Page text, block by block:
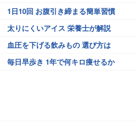
1日10回 お腹引き締まる簡単習慣
太りにくいアイス 栄養士が解説
血圧を下げる飲みもの 選び方は
毎日早歩き 1年で何キロ痩せるか